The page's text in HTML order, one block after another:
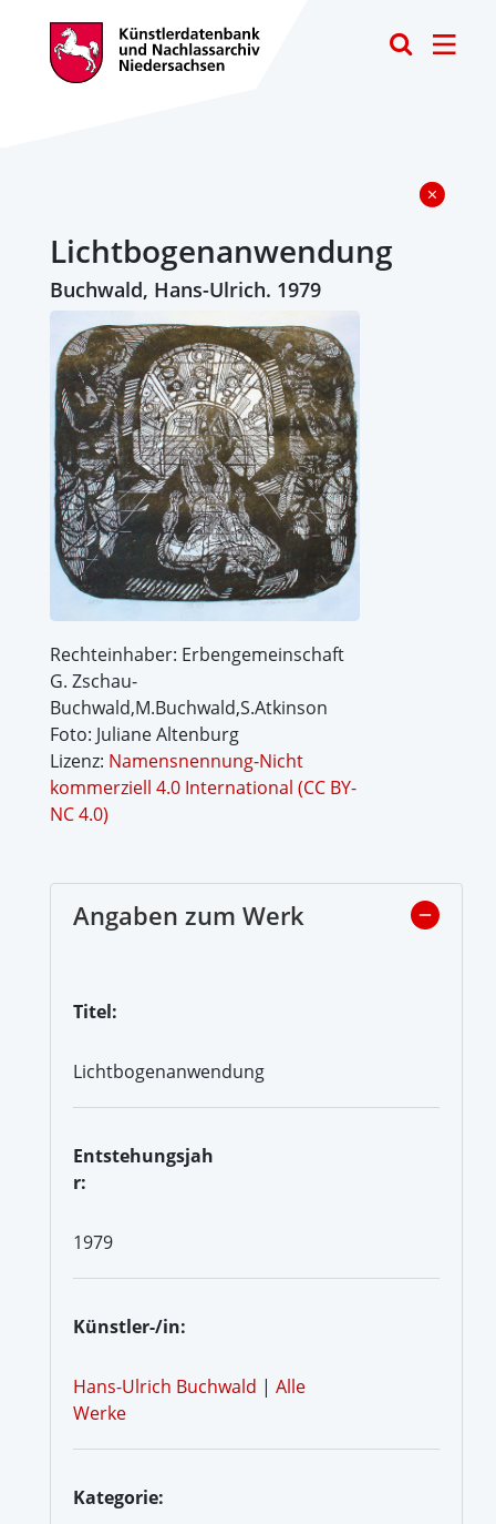
Lichtbogenanwendung
Buchwald, Hans-Ulrich. 1979
Rechteinhaber: Erbengemeinschaft
G. Zschau-
Buchwald,M.Buchwald,S.Atkinson
Foto: Juliane Altenburg
Lizenz: Namensnennung-Nicht
kommerziell 4.0 International (CC BY-
NC 4.0)
Angaben zum Werk
Titel:
Lichtbogenanwendung
Entstehungsjah
r:
1979
Künstler-/in:
Hans-Ulrich Buchwald | Alle
Werke
Kategorie: